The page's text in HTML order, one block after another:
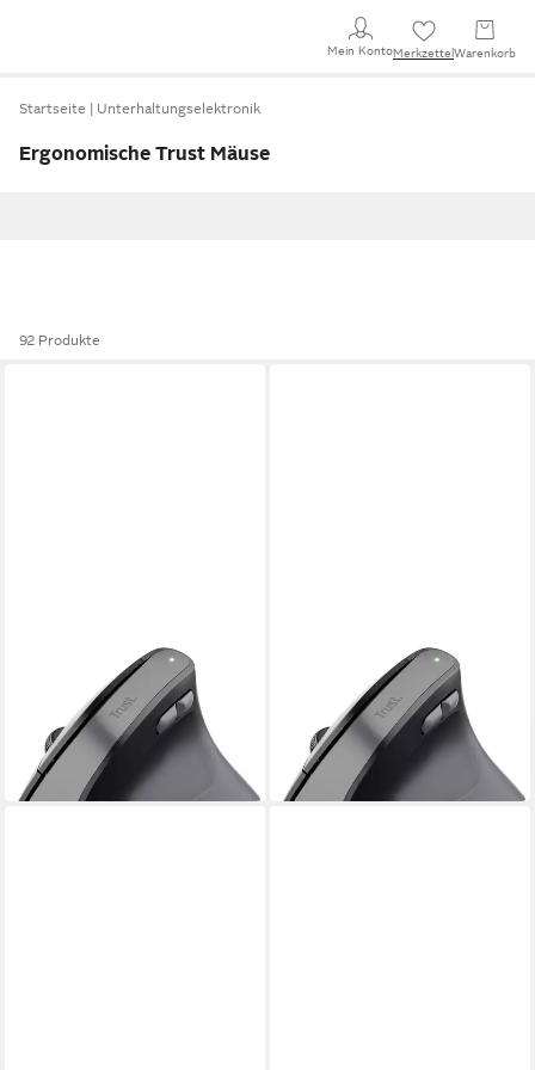
Mein KontoMerkzettel Warenkorb
Startseite Unterhaltungselektronik
Ergonomische Trust Mäuse
92 Produkte
Kabellose Ergonomische
Maus 25371 Mäuse
ab 39,94 €
in 3-4 Werktagen bei dir
Kabellose Ergonomische
Maus 25145 Mäuse
ab 28,99 € 39,99 €
-28%
in 2-3 Werktagen bei dir